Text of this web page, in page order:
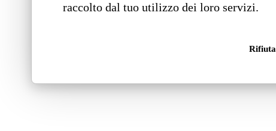
raccolto dal tuo utilizzo dei loro servizi.
Rifiuta